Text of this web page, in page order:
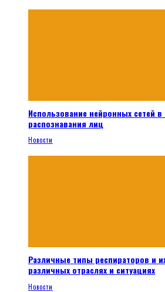
Использование нейронных сетей
распознавания лиц
Новости
Различные типы респираторов и
различных отраслях и ситуациях
Новости